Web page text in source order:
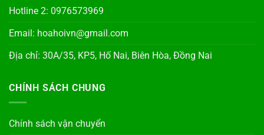
Hotline 2: 0976573969
Email: hoahoivn@gmail.com
Địa chỉ: 30A/35, KP5, Hố Nai, Biên Hòa, Đồng Nai
CHÍNH SÁCH CHUNG
Chính sách vận chuyển